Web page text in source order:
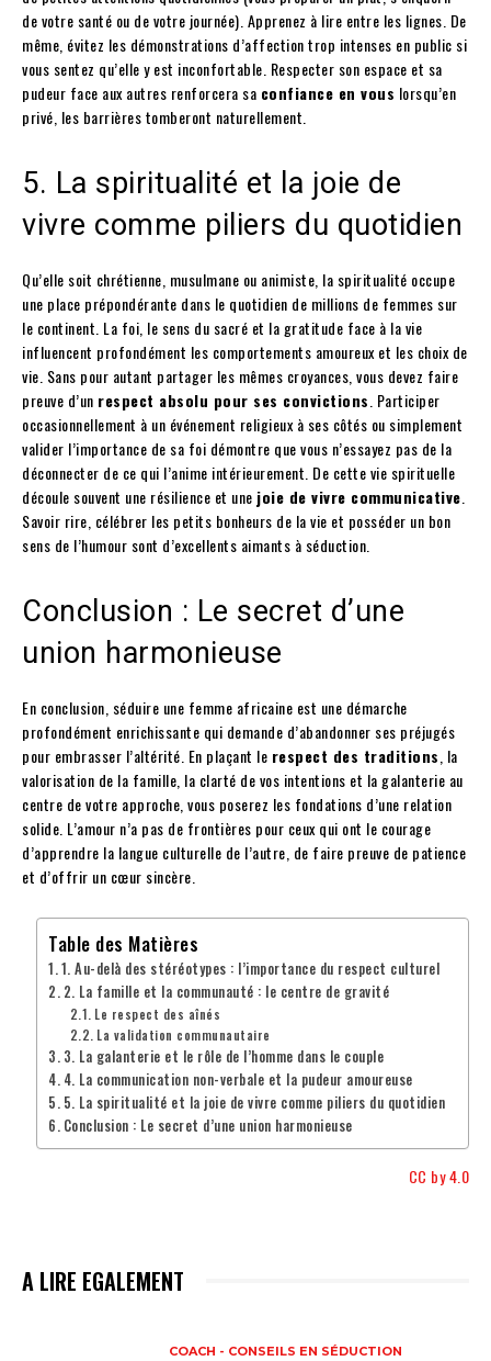
de votre santé ou de votre journée). Apprenez à lire entre les lignes. De
même, évitez les démonstrations d’affection trop intenses en public si
vous sentez qu’elle y est inconfortable. Respecter son espace et sa
pudeur face aux autres renforcera sa confiance en vous lorsqu’en
privé, les barrières tomberont naturellement.
5. La spiritualité et la joie de
vivre comme piliers du quotidien
Qu’elle soit chrétienne, musulmane ou animiste, la spiritualité occupe
une place prépondérante dans le quotidien de millions de femmes sur
le continent. La foi, le sens du sacré et la gratitude face à la vie
influencent profondément les comportements amoureux et les choix de
vie. Sans pour autant partager les mêmes croyances, vous devez faire
preuve d’un respect absolu pour ses convictions. Participer
occasionnellement à un événement religieux à ses côtés ou simplement
valider l’importance de sa foi démontre que vous n’essayez pas de la
déconnecter de ce qui l’anime intérieurement. De cette vie spirituelle
découle souvent une résilience et une joie de vivre communicative.
Savoir rire, célébrer les petits bonheurs de la vie et posséder un bon
sens de l’humour sont d’excellents aimants à séduction.
Conclusion : Le secret d’une
union harmonieuse
En conclusion, séduire une femme africaine est une démarche
profondément enrichissante qui demande d’abandonner ses préjugés
pour embrasser l’altérité. En plaçant le respect des traditions, la
valorisation de la famille, la clarté de vos intentions et la galanterie au
centre de votre approche, vous poserez les fondations d’une relation
solide. L’amour n’a pas de frontières pour ceux qui ont le courage
d’apprendre la langue culturelle de l’autre, de faire preuve de patience
et d’offrir un cœur sincère.
Table des Matières
1. Au-delà des stéréotypes : l’importance du respect culturel
2. La famille et la communauté : le centre de gravité
Le respect des aînés
La validation communautaire
3. La galanterie et le rôle de l’homme dans le couple
4. La communication non-verbale et la pudeur amoureuse
5. La spiritualité et la joie de vivre comme piliers du quotidien
Conclusion : Le secret d’une union harmonieuse
CC by 4.0
A LIRE EGALEMENT
COACH - CONSEILS EN SÉDUCTION